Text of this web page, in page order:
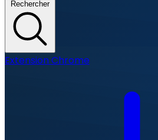
Rechercher
Extension Chrome